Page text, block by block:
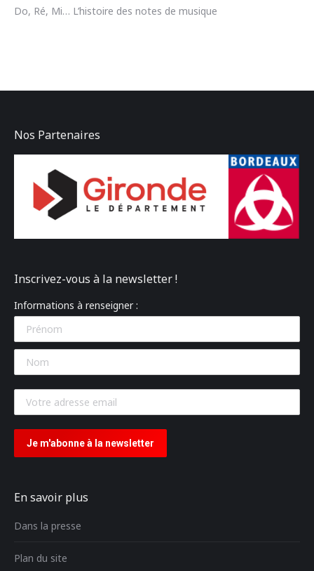
Do, Ré, Mi… L’histoire des notes de musique
Nos Partenaires
Inscrivez-vous à la newsletter !
Informations à renseigner :
En savoir plus
Dans la presse
Plan du site